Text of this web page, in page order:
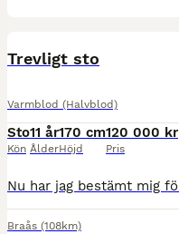
Trevligt sto
Varmblod (Halvblod)
Sto
Kön
11 år
Ålder
170 cm
Höjd
120 000 kr
Pris
Braås (108km)